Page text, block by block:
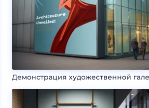
Демонстрация художественной